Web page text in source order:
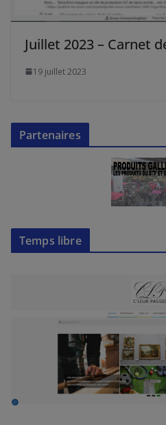
Juillet 2023 – Carnet
19 juillet 2023
Partenaires
Temps libre